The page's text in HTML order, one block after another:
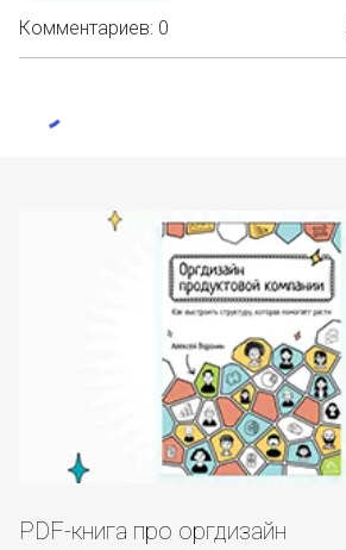
Комментариев: 0
PDF-книга про оргдизайн